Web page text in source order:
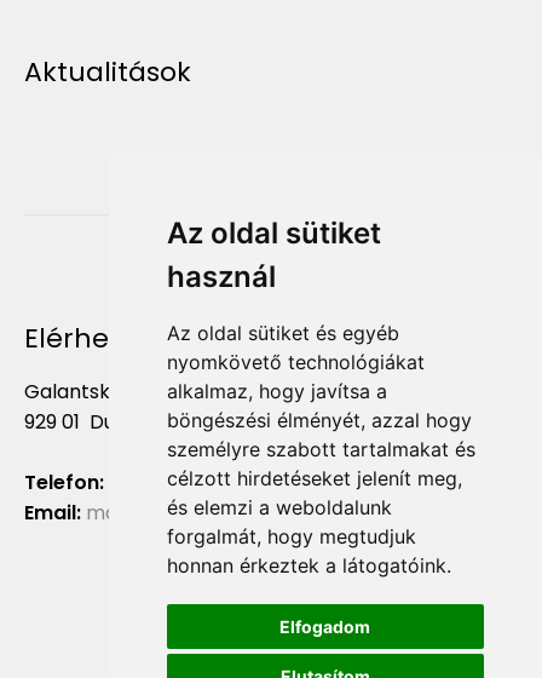
Az oldal sütiket
használ
Az oldal sütiket és egyéb
nyomkövető technológiákat
alkalmaz, hogy javítsa a
böngészési élményét, azzal hogy
személyre szabott tartalmakat és
célzott hirdetéseket jelenít meg,
és elemzi a weboldalunk
forgalmát, hogy megtudjuk
honnan érkeztek a látogatóink.
Elfogadom
Aktualitások
Elérhetőség
Galantská cesta 658/2F
929 01 Dunajská Streda
Telefon:
+421 903 724 781
Email: marketing@liliumaurum.sk